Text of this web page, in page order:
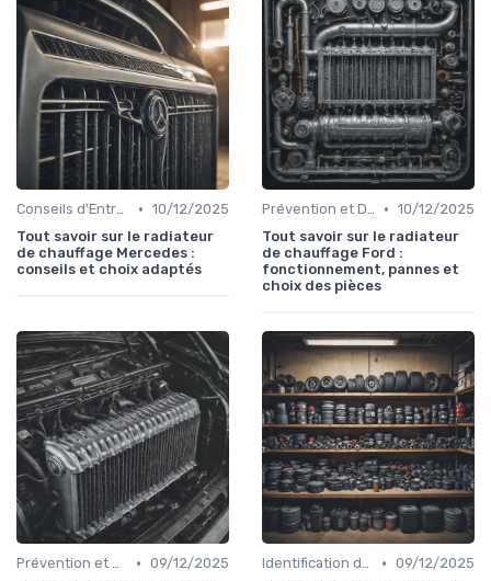
Conseils d'Entretien Auto • 10/12/2025
Tout savoir sur le radiateur
de chauffage Mercedes :
conseils et choix adaptés
Prévention et Diagnostic des Pannes • 10/12/2025
Tout savoir sur le radiateur
de chauffage Ford :
fonctionnement, pannes et
choix des pièces
Prévention et Diagnostic des Pannes • 09/12/2025
Identification de la Pièce Nécessaire • 09/12/2025